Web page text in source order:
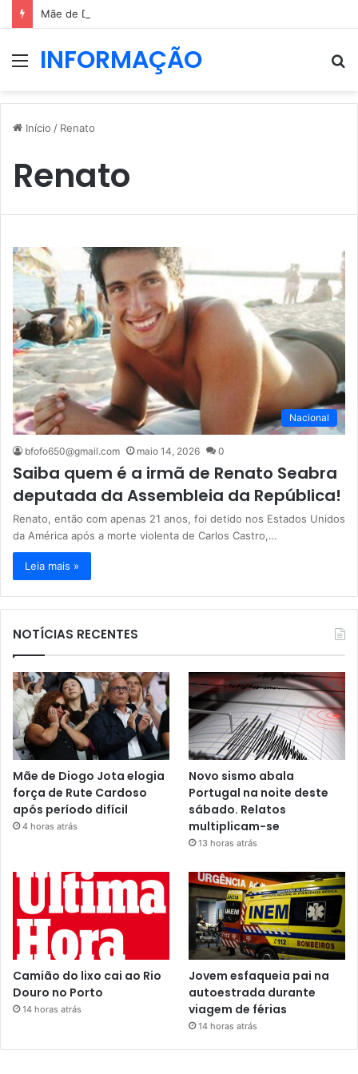
MenuINFORMAÇÃO
Início / Renato
Renato
Nacional
bfofo650@gmail.com maio 14, 2026 0
Saiba quem é a irmã de Renato Seabra
deputada da Assembleia da República!
Renato, então com apenas 21 anos, foi detido nos Estados Unidos
da América após a morte violenta de Carlos Castro,…
Leia mais »
NOTÍCIAS RECENTES
Mãe de Diogo Jota elogia
força de Rute Cardoso
após período difícil
4 horas atrás
Novo sismo abala
Portugal na noite deste
sábado. Relatos
multiplicam-se
13 horas atrás
Camião do lixo cai ao Rio
Douro no Porto
14 horas atrás
Jovem esfaqueia pai na
autoestrada durante
viagem de férias
14 horas atrás